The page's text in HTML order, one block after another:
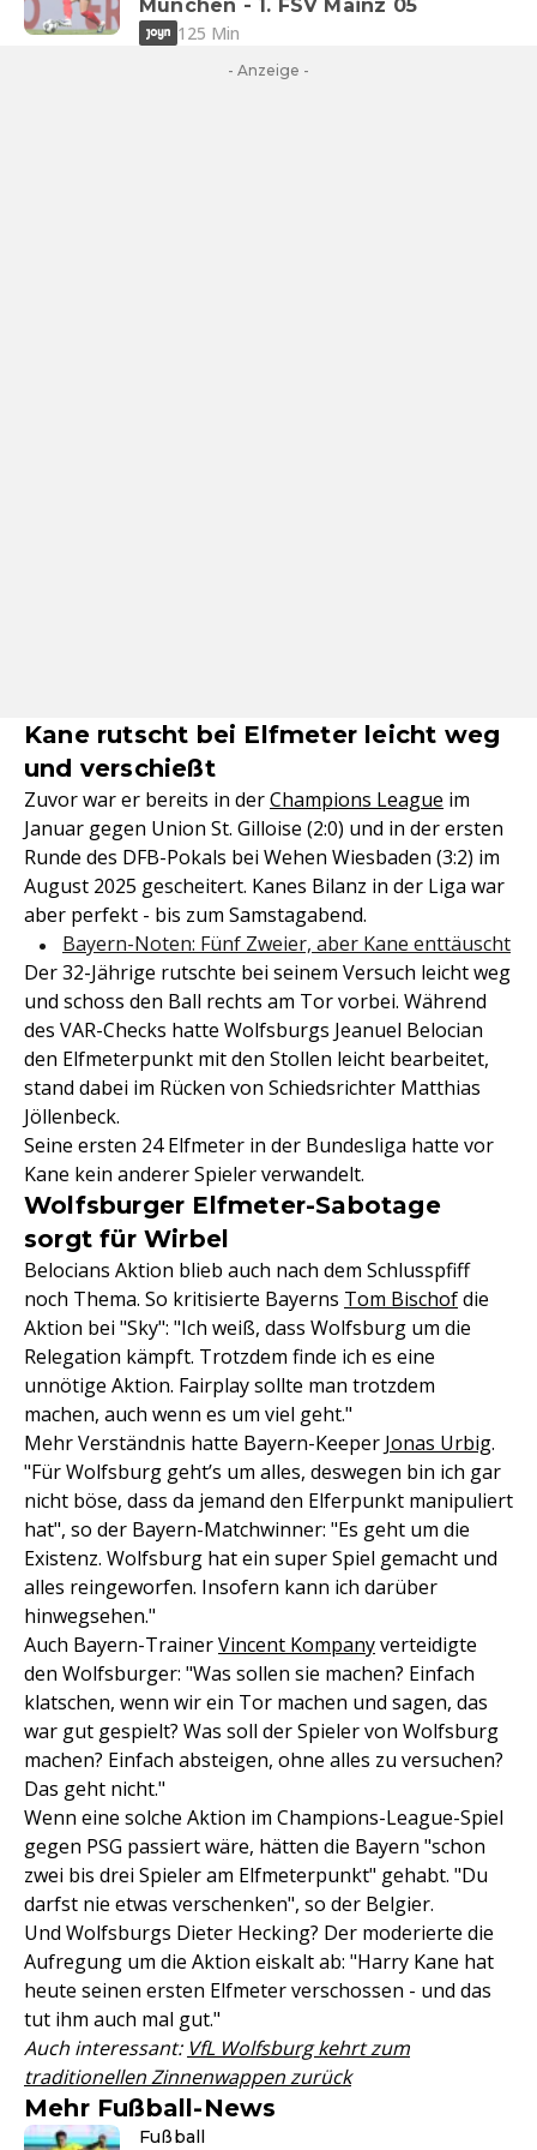
München - 1. FSV Mainz 05
125 Min
- Anzeige -
Kane rutscht bei Elfmeter leicht weg
und verschießt
Zuvor war er bereits in derChampions League im
Januar gegen Union St. Gilloise (2:0) und in der ersten
Runde des DFB-Pokals bei Wehen Wiesbaden (3:2) im
August 2025 gescheitert. Kanes Bilanz in der Liga war
aber perfekt - bis zum Samstagabend.
Bayern-Noten: Fünf Zweier, aber Kane enttäuscht
Der 32-Jährige rutschte bei seinem Versuch leicht weg
und schoss den Ball rechts am Tor vorbei. Während
des VAR-Checks hatte Wolfsburgs Jeanuel Belocian
den Elfmeterpunkt mit den Stollen leicht bearbeitet,
stand dabei im Rücken von Schiedsrichter Matthias
Jöllenbeck.
Seine ersten 24 Elfmeter in der Bundesliga hatte vor
Kane kein anderer Spieler verwandelt.
Wolfsburger Elfmeter-Sabotage
sorgt für Wirbel
Belocians Aktion blieb auch nach dem Schlusspfiff
noch Thema. So kritisierte Bayerns Tom Bischofdie
Aktion bei "Sky": "Ich weiß, dass Wolfsburg um die
Relegation kämpft. Trotzdem finde ich es eine
unnötige Aktion. Fairplay sollte man trotzdem
machen, auch wenn es um viel geht."
Mehr Verständnis hatte Bayern-Keeper Jonas Urbig.
"Für Wolfsburg geht’s um alles, deswegen bin ich gar
nicht böse, dass da jemand den Elferpunkt manipuliert
hat", so der Bayern-Matchwinner: "Es geht um die
Existenz. Wolfsburg hat ein super Spiel gemacht und
alles reingeworfen. Insofern kann ich darüber
hinwegsehen."
Auch Bayern-TrainerVincent Kompanyverteidigte
den Wolfsburger: "Was sollen sie machen? Einfach
klatschen, wenn wir ein Tor machen und sagen, das
war gut gespielt? Was soll der Spieler von Wolfsburg
machen? Einfach absteigen, ohne alles zu versuchen?
Das geht nicht."
Wenn eine solche Aktion im Champions-League-Spiel
gegen PSG passiert wäre, hätten die Bayern "schon
zwei bis drei Spieler am Elfmeterpunkt" gehabt. "Du
darfst nie etwas verschenken", so der Belgier.
Und Wolfsburgs Dieter Hecking? Der moderierte die
Aufregung um die Aktion eiskalt ab: "Harry Kane hat
heute seinen ersten Elfmeter verschossen - und das
tut ihm auch mal gut."
Auch interessant: VfL Wolfsburg kehrt zum
traditionellen Zinnenwappen zurück
Mehr Fußball-News
Fußball